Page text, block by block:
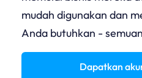
mudah digunakan dan
Anda butuhkan -
Dapatkan